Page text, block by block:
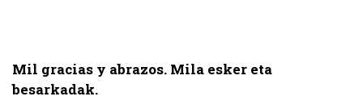
Mil gracias y abrazos. Mila esker eta
besarkadak.